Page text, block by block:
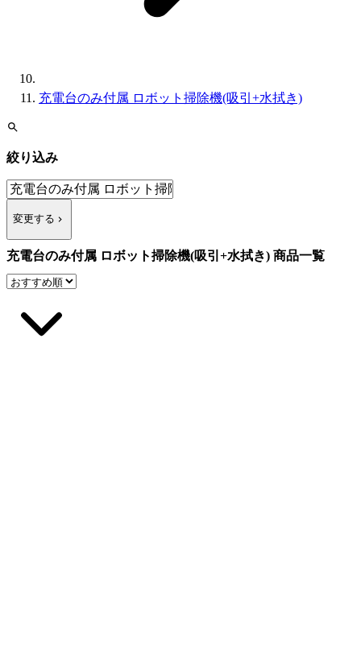
充電台のみ付属 ロボット掃除機(吸引+水拭き)
絞り込み
変更する
充電台のみ付属 ロボット掃除機(吸引+水拭き) 商品一覧